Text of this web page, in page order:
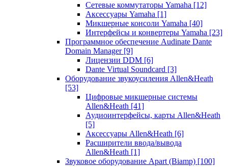
Сетевые коммутаторы Yamaha [12]
Аксессуары Yamaha [1]
Микшерные консоли Yamaha [40]
Интерфейсы и конвертеры Yamaha [23]
Программное обеспечение Audinate Dante
Domain Manager [9]
Лицензии DDM [6]
Dante Virtual Soundcard [3]
Оборудование звукоусиления Allen&Heath
[53]
Цифровые микшерные системы
Allen&Heath [41]
Аудиоинтерфейсы, карты Allen&Heath
[5]
Аксессуары Allen&Heath [6]
Расширители ввода/вывода
Allen&Heath [1]
Звуковое оборудование Apart (Biamp) [100]